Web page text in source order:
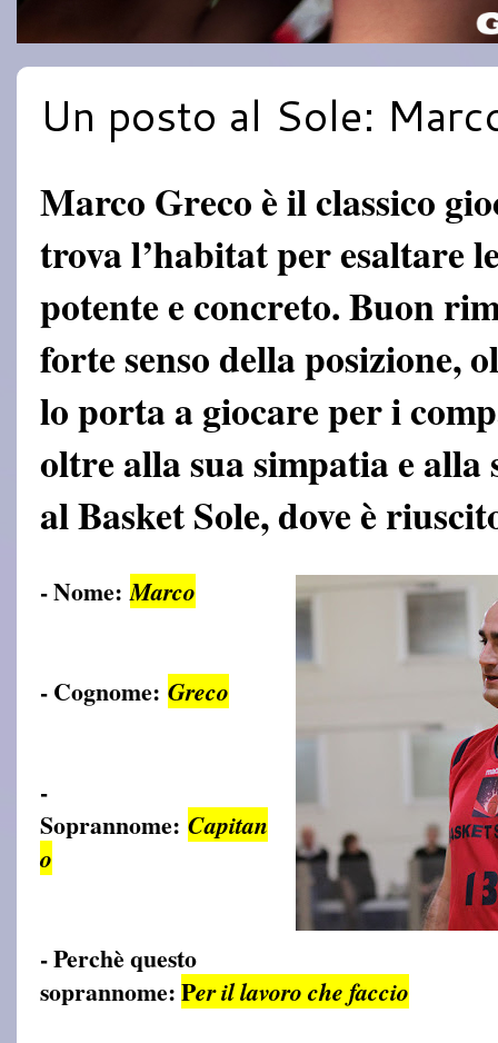
Un posto al Sole:
Marco Greco è il classico
trova l’habitat per esaltare
potente e concreto. Buon
forte senso della posizione,
lo porta a giocare per i
oltre alla sua simpatia e alla
al Basket Sole, dove è
- Nome:Marco
- Cognome: Greco
-
Soprannome: Capitan
o
- Perchè questo
soprannome:Per il lavoro che faccio